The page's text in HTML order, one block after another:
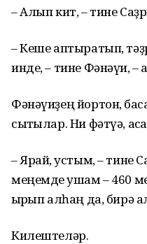
– Алып кит, – тине
– Кеше аптыратып,
инде, – тине Фәнәүи, –
Фәнәүиҙең йортон,
сыҡтылар. Ни фәтүә,
– Ярай, ҡустым, – тине
меңемде ҡушам – 460
ҡырҡып алһаң да, бирә
Килештеләр.